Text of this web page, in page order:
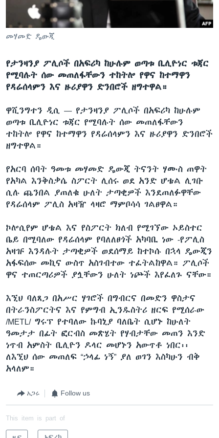
ቋንቋዎች
መሃመድ ዴውጂ
የታንዛንያ ፖሊሶች በአፍሪካ ከሁሉም ወጣቱ ቢሊዮነር ቱጃር
የሚባሉት ሰው መጠለፋቸውን ተከትሎ የዋና ከተማዋን
የዳሬሰላምን እና ዙሪያዋን ድንበሮች ዘግተዋል።
ዋሺንግተን ዲሲ — የታንዛንያ ፖሊሶች በአፍሪካ ከሁሉም
ወጣቱ ቢሊዮነር ቱጃር የሚባሉት ሰው መጠለፋቸውን
ተከትሎ የዋና ከተማዋን የዳሬሰላምን እና ዙሪያዋን ድንበሮች
ዘግተዋል።
የአርባ ሰባት ዓመቱ መሃመድ ዴውጂ ትናንት ሃሙስ ጠዋት
የአካል እንቅስቃሴ ስፖርት ሊሰሩ ወደ አንድ ሆቴል ሊገቡ
ሲሉ ጨንበል ያጠለቁ ሁለት ታጣቂዎች እንደጠለፉዋቸው
የዳሬሰላም ፖሊስ አዛዥ ላዛሮ ማምቦሳሳ ገልፀዋል።
ኮሎሲየም ሆቴል እና የስፖርት ክለብ የሚገኘው ኦይስተር
ቤይ በሚባለው የዳሬሰላም የባለለፀጎች አካባቢ ነው -የፖሊስ
አዛዡ እንዳሉት ታጣቂዎች ወደሰማይ ከተኮሱ በኋላ ዴውጂን
አፋፍሰው መኪና ውስጥ አስገብተው ተፈትልከዋል። ፖሊሶች
ዋና ተጠርጣሪዎች ያሏቸውን ሁለት ነጮች እየፈለጉ ናቸው።
እኚህ ባለጸጋ በአሥር ሃገሮች በግብርና በመድን ዋስታና
በትራንስፖርትና እና የምግብ ኢንዱስትሪ ዘርፍ የሚሰራው
/METL/ ግሩፕ የተባለው ኩባኒያ ባለቤት ሲሆኑ ከሁለት
ዓመታታ በፊት ፎርብስ መጽሄት የሃብታቸው መጠን እንድ
ነጥብ አምስት ቢሊዮን ዶላር መሆኑን አውጥቶ ነበር፡፡
ለእኚህ ሰው መጠለፍ “ኃላፊ ነኝ” ያለ ወገን እስካሁን ብቅ
አላለም።
አጋሩ Follow us
This item is part of